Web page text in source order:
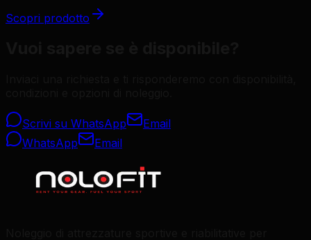
Scopri prodotto
Scrivi su WhatsApp
Email
WhatsApp
Email